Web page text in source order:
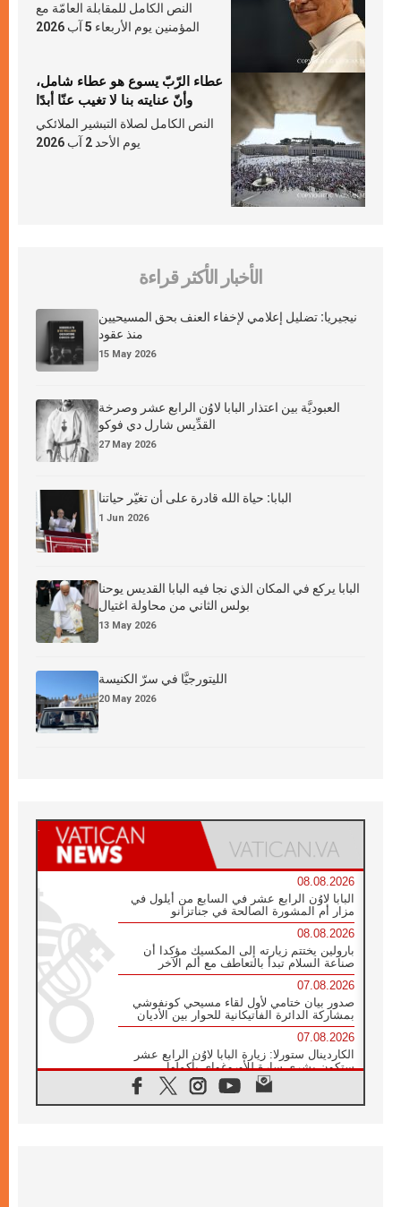
النص الكامل للمقابلة العامّة مع
المؤمنين يوم الأربعاء 5 آب 2026
عطاء الرّبّ يسوع هو عطاء شامل،
وأنّ عنايته بنا لا تغيب عنّا أبدًا
النص الكامل لصلاة التبشير الملائكي
يوم الأحد 2 آب 2026
الأخبار الأكثر قراءة
نيجيريا: تضليل إعلامي لإخفاء العنف بحق المسيحيين
منذ عقود
15 May 2026
العبوديَّة بين اعتذار البابا لاوُن الرابع عشر وصرخة
القدِّيس شارل دي فوكو
27 May 2026
البابا: حياة الله قادرة على أن تغيّر حياتنا
1 Jun 2026
البابا يركع في المكان الذي نجا فيه البابا القديس يوحنا
بولس الثاني من محاولة اغتيال
13 May 2026
الليتورجيَّا في سرّ الكنيسة
20 May 2026
08.08.2026
البابا لاوُن الرابع عشر في السابع من أيلول في
مزار أم المشورة الصالحة في جناتزانو
08.08.2026
بارولين يختتم زيارته إلى المكسيك مؤكدا أن
صناعة السلام تبدأ بالتعاطف مع ألم الآخر
07.08.2026
صدور بيان ختامي لأول لقاء مسيحي كونفوشي
بمشاركة الدائرة الفاتيكانية للحوار بين الأديان
07.08.2026
الكاردينال ستورلا: زيارة البابا لاوُن الرابع عشر
ستكون بشرى سارة للأوروغواي بأكملها
الفاتيكان يعلن برنامج الزيارة الرسولية للبابا لاوُن